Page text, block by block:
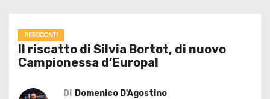
RESOCONTI
Il riscatto di Silvia Bortot, di nuovo
Campionessa d’Europa!
Di Domenico D'Agostino